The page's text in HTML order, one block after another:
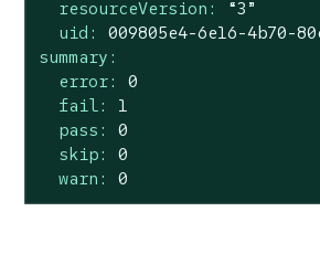
resourceVersion:
“3”
uid:
009805e4-6e16-4b70-
summary:
error:
0
fail:
1
pass:
0
skip:
0
warn:
0